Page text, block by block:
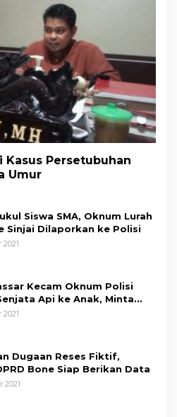
Kasus Persetubuhan
Umur
Siswa SMA, Oknum Lurah
Sinjai Dilaporkan ke Polisi
Kecam Oknum Polisi
Api ke Anak, Minta
Tindak Tegas
Dugaan Reses Fiktif,
Bone Siap Berikan Data
2021